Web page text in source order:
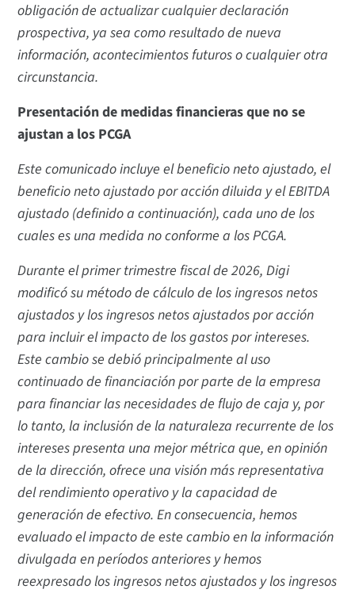
obligación de actualizar cualquier declaración
prospectiva, ya sea como resultado de nueva
información, acontecimientos futuros o cualquier otra
circunstancia.
Presentación de medidas financieras que no se
ajustan a los PCGA
Este comunicado incluye el beneficio neto ajustado, el
beneficio neto ajustado por acción diluida y el EBITDA
ajustado (definido a continuación), cada uno de los
cuales es una medida no conforme a los PCGA.
Durante el primer trimestre fiscal de 2026, Digi
modificó su método de cálculo de los ingresos netos
ajustados y los ingresos netos ajustados por acción
para incluir el impacto de los gastos por intereses.
Este cambio se debió principalmente al uso
continuado de financiación por parte de la empresa
para financiar las necesidades de flujo de caja y, por
lo tanto, la inclusión de la naturaleza recurrente de los
intereses presenta una mejor métrica que, en opinión
de la dirección, ofrece una visión más representativa
del rendimiento operativo y la capacidad de
generación de efectivo. En consecuencia, hemos
evaluado el impacto de este cambio en la información
divulgada en períodos anteriores y hemos
reexpresado los ingresos netos ajustados y los ingresos